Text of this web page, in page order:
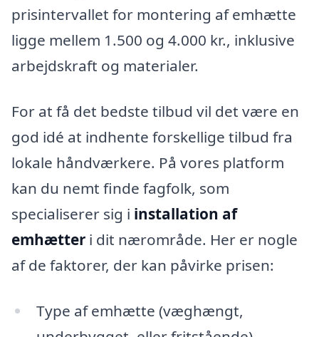
prisintervallet for montering af emhætte
ligge mellem 1.500 og 4.000 kr., inklusive
arbejdskraft og materialer.
For at få det bedste tilbud vil det være en
god idé at indhente forskellige tilbud fra
lokale håndværkere. På vores platform
kan du nemt finde fagfolk, som
specialiserer sig i installation af
emhætter i dit nærområde. Her er nogle
af de faktorer, der kan påvirke prisen:
Type af emhætte (væghængt,